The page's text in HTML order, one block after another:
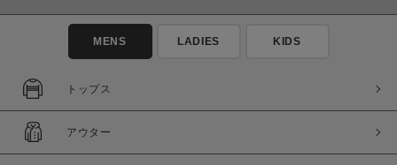
MENS LADIES KIDS
トップス
アウター